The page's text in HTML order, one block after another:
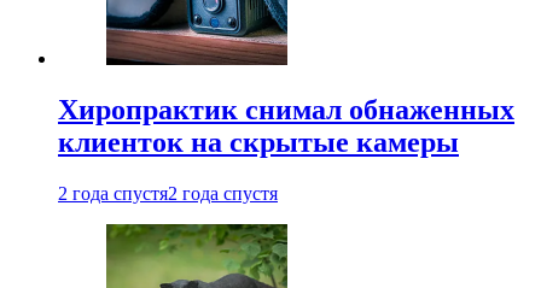
Хиропрактик снимал обнаженных
клиенток на скрытые камеры
2 года спустя2 года спустя